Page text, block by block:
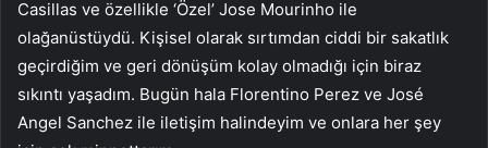
Casillas ve özellikle ‘Özel’ Jose Mourinho ile
olağanüstüydü. Kişisel olarak sırtımdan ciddi bir sakatlık
geçirdiğim ve geri dönüşüm kolay olmadığı için biraz
sıkıntı yaşadım. Bugün hala Florentino Perez ve José
Angel Sanchez ile iletişim halindeyim ve onlara her şey